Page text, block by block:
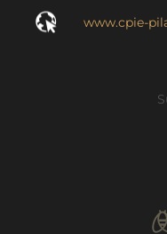
www.cpie-